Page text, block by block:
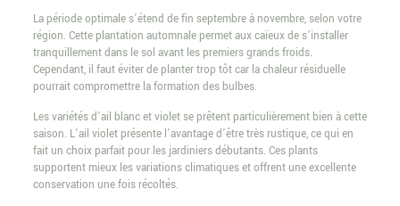
La période optimale s’étend de fin septembre à novembre, selon votre
région. Cette plantation automnale permet aux caïeux de s’installer
tranquillement dans le sol avant les premiers grands froids.
Cependant, il faut éviter de planter trop tôt car la chaleur résiduelle
pourrait compromettre la formation des bulbes.
Les variétés d’ail blanc et violet se prêtent particulièrement bien à cette
saison. L’ail violet présente l’avantage d’être très rustique, ce qui en
fait un choix parfait pour les jardiniers débutants. Ces plants
supportent mieux les variations climatiques et offrent une excellente
conservation une fois récoltés.